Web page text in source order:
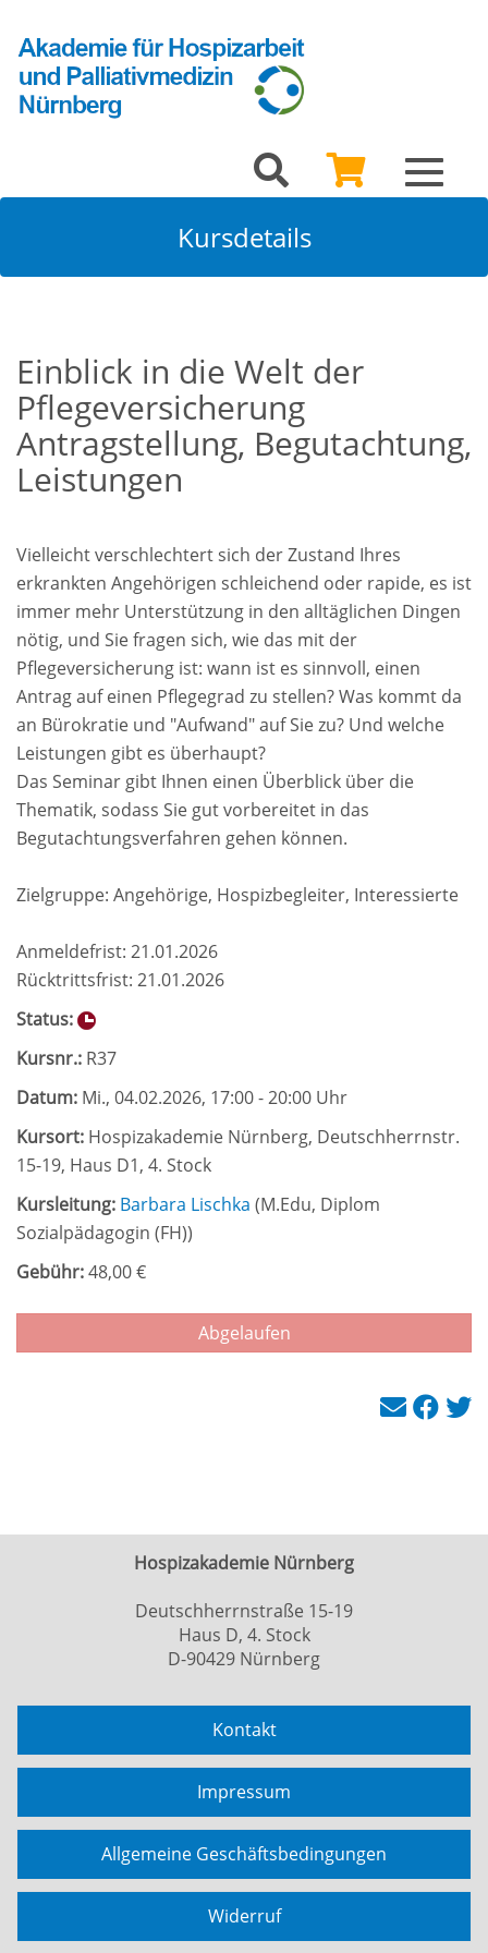
Toggle
Kursdetails
Einblick in die Welt der
Pflegeversicherung
Antragstellung, Begutachtung,
Leistungen
Vielleicht verschlechtert sich der Zustand Ihres
erkrankten Angehörigen schleichend oder rapide, es ist
immer mehr Unterstützung in den alltäglichen Dingen
nötig, und Sie fragen sich, wie das mit der
Pflegeversicherung ist: wann ist es sinnvoll, einen
Antrag auf einen Pflegegrad zu stellen? Was kommt da
an Bürokratie und "Aufwand" auf Sie zu? Und welche
Leistungen gibt es überhaupt?
Das Seminar gibt Ihnen einen Überblick über die
Thematik, sodass Sie gut vorbereitet in das
Begutachtungsverfahren gehen können.
Zielgruppe: Angehörige, Hospizbegleiter, Interessierte
Anmeldefrist: 21.01.2026
Rücktrittsfrist: 21.01.2026
Status:
Kursnr.: R37
Datum: Mi., 04.02.2026, 17:00 - 20:00 Uhr
Kursort: Hospizakademie Nürnberg, Deutschherrnstr.
15-19, Haus D1, 4. Stock
Kursleitung: Barbara Lischka (M.Edu, Diplom
Sozialpädagogin (FH))
Gebühr:48,00 €
Abgelaufen
Hospizakademie Nürnberg
Deutschherrnstraße 15-19
Haus D, 4. Stock
D-90429 Nürnberg
Kontakt
Impressum
Allgemeine Geschäftsbedingungen
Widerruf